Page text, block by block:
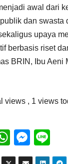
awal dari
dan swasta
upaya
berbasis riset
BRIN, Ibu Aeni
views , 1 views
W
h
M
e
n